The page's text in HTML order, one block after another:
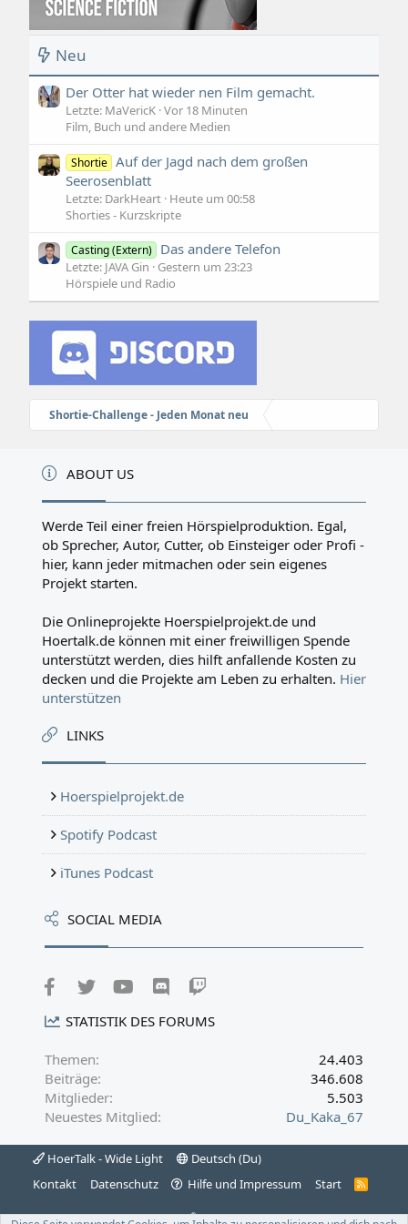
Neu
Der Otter hat wieder nen Film gemacht.
Letzte: MaVericK Vor 18 Minuten
Film, Buch und andere Medien
Shortie Auf der Jagd nach dem großen
Seerosenblatt
Letzte: DarkHeart Heute um 00:58
Shorties - Kurzskripte
Casting (Extern) Das andere Telefon
Letzte: JAVA Gin
Gestern um 23:23
Hörspiele und Radio
Shortie-Challenge - Jeden Monat neu
ABOUT US
Werde Teil einer freien Hörspielproduktion. Egal,
ob Sprecher, Autor, Cutter, ob Einsteiger oder Profi -
hier, kann jeder mitmachen oder sein eigenes
Projekt starten.
Die Onlineprojekte Hoerspielprojekt.de und
Hoertalk.de können mit einer freiwilligen Spende
unterstützt werden, dies hilft anfallende Kosten zu
decken und die Projekte am Leben zu erhalten. Hier
unterstützen
LINKS
Hoerspielprojekt.de
Spotify Podcast
iTunes Podcast
SOCIAL MEDIA
FacebookTwitter youtubeDiscord
STATISTIK DES FORUMS
Themen
24.403
Beiträge
346.608
Mitglieder
5.503
Neuestes Mitglied
Du_Kaka_67
HoerTalk - Wide Light
Deutsch (Du)
Kontakt
Datenschutz Hilfe und Impressum Start
R
Community platform by XenForo® © 2010-2022 XenForo Ltd.|Xenforo